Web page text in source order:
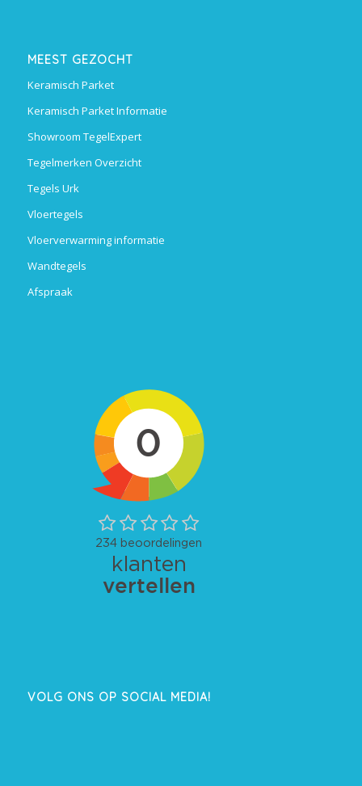
MEEST GEZOCHT
Keramisch Parket
Keramisch Parket Informatie
Showroom TegelExpert
Tegelmerken Overzicht
Tegels Urk
Vloertegels
Vloerverwarming informatie
Wandtegels
Afspraak
VOLG ONS OP SOCIAL MEDIA!